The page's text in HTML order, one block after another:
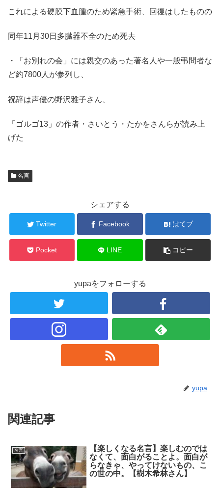
これによる硬膜下血腫のため緊急手術、回復はしたものの
同年11月30日多臓器不全のため死去
・「お別れの会」には親交のあった著名人や一般弔問者な
ど約7800人が参列し、
祝辞は声優の野沢雅子さん、
「ゴルゴ13」の作者・さいとう・たかをさんらが読み上
げた
名言
シェアする
Twitter Facebook はてブ
Pocket LINE コピー
yupaをフォローする
yupa
関連記事
名言
【楽しくなる名言】楽しむのでは
なくて、面白がることよ。面白が
らなきゃ、やってけないもの、こ
の世の中。【樹木希林さん】